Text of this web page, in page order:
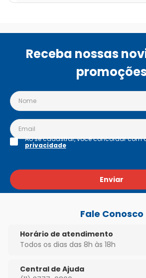
Receba nossas
Enviar
Ao se cadastrar, você concordar com
privacidade
Fale Conosco
Horário de atendimento
Todos os dias das 8h às 18h
Central de Ajuda